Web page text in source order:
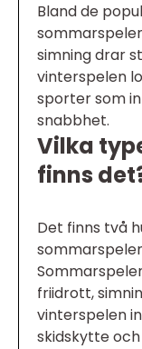
Bland de
simning drar
vinterspelen
sporter som
snabbhet.
Vilka
finns
Det finns två
friidrott,
vinterspelen
skidskytte